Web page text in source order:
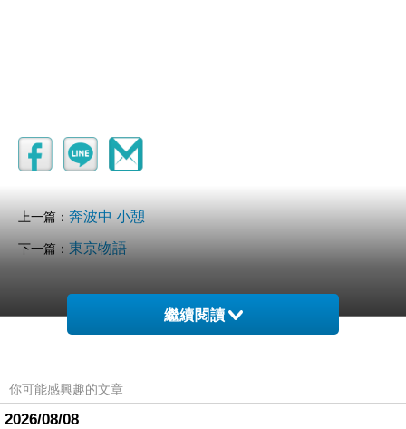
上一篇： 奔波中 小憩
下一篇： 東京物語
繼續閱讀
你可能感興趣的文章
2026/08/08